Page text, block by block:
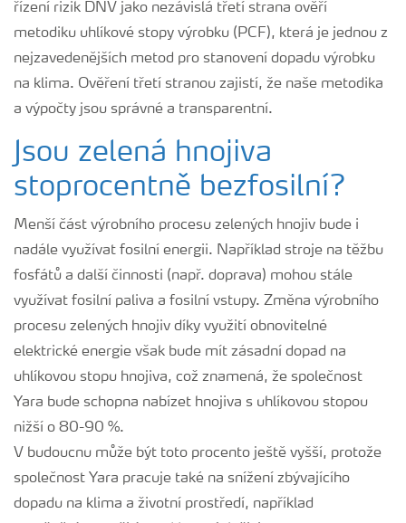
řízení rizik DNV jako nezávislá třetí strana ověří
metodiku uhlíkové stopy výrobku (PCF), která je jednou z
nejzavedenějších metod pro stanovení dopadu výrobku
na klima. Ověření třetí stranou zajistí, že naše metodika
a výpočty jsou správné a transparentní.
Jsou zelená hnojiva
stoprocentně bezfosilní?
Menší část výrobního procesu zelených hnojiv bude i
nadále využívat fosilní energii. Například stroje na těžbu
fosfátů a další činnosti (např. doprava) mohou stále
využívat fosilní paliva a fosilní vstupy. Změna výrobního
procesu zelených hnojiv díky využití obnovitelné
elektrické energie však bude mít zásadní dopad na
uhlíkovou stopu hnojiva, což znamená, že společnost
Yara bude schopna nabízet hnojiva s uhlíkovou stopou
nižší o 80-90 %.
V budoucnu může být toto procento ještě vyšší, protože
společnost Yara pracuje také na snížení zbývajícího
dopadu na klima a životní prostředí, například